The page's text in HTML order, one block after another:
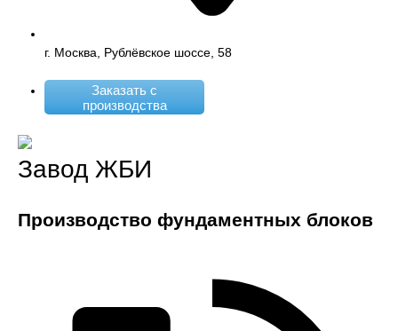
г. Москва, Рублёвское шоссе, 58
Заказать с
производства
Завод ЖБИ
Производство фундаментных блоков